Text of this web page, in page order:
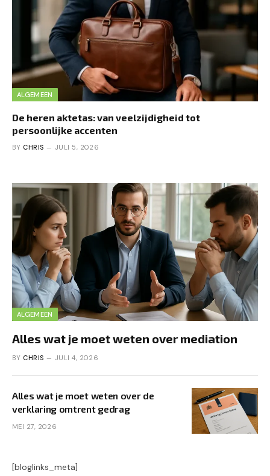
ALGEMEEN
De heren aktetas: van veelzijdigheid tot
persoonlijke accenten
BY CHRIS JULI 5, 2026
ALGEMEEN
Alles wat je moet weten over mediation
BY CHRIS JULI 4, 2026
Alles wat je moet weten over de
verklaring omtrent gedrag
MEI 27, 2026
[bloglinks_meta]